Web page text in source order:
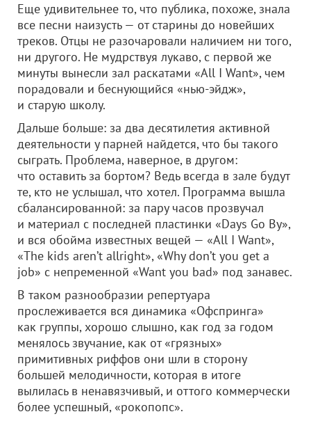
Еще удивительнее то, что публика, похоже, знала
все песни наизусть — от старины до новейших
треков. Отцы не разочаровали наличием ни того,
ни другого. Не мудрствуя лукаво, с первой же
минуты вынесли зал раскатами «All I Want», чем
порадовали и беснующийся «нью-эйдж»,
и старую школу.
Дальше больше: за два десятилетия активной
деятельности у парней найдется, что бы такого
сыграть. Проблема, наверное, в другом:
что оставить за бортом? Ведь всегда в зале будут
те, кто не услышал, что хотел. Программа вышла
сбалансированной: за пару часов прозвучал
и материал с последней пластинки «Days Go By»,
и вся обойма известных вещей — «All I Want»,
«The kids aren’t allright», «Why don’t you get a
job» с непременной «Want you bad» под занавес.
В таком разнообразии репертуара
прослеживается вся динамика «Офспринга»
как группы, хорошо слышно, как год за годом
менялось звучание, как от «грязных»
примитивных риффов они шли в сторону
большей мелодичности, которая в итоге
вылилась в ненавязчивый, и оттого коммерчески
более успешный, «рокопопс».